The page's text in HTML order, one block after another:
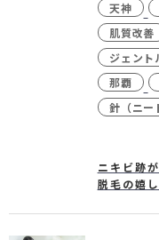
天神
肌質改善
ジェント
那覇
針（ニー
ニキビ跡
脱毛の嬉